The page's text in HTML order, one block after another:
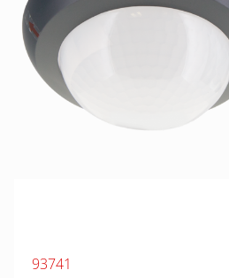
93741